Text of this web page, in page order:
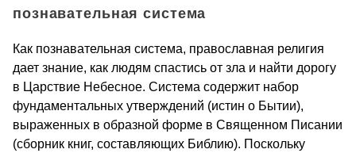
познавательная система
Как познавательная система, православная религия
дает знание, как людям спастись от зла и найти дорогу
в Царствие Небесное. Система содержит набор
фундаментальных утверждений (истин о Бытии),
выраженных в образной форме в Священном Писании
(сборник книг, составляющих Библию). Поскольку